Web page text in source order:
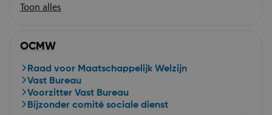
Toon alles
OCMW
Raad voor Maatschappelijk Welzijn
Vast Bureau
Voorzitter Vast Bureau
Bijzonder comité sociale dienst